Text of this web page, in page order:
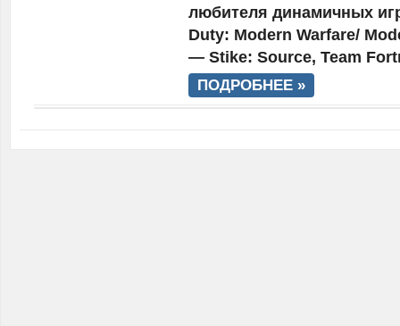
любителя динамичных
Duty: Modern Warfare/
— Stike: Source, Team
ПОДРОБНЕЕ »